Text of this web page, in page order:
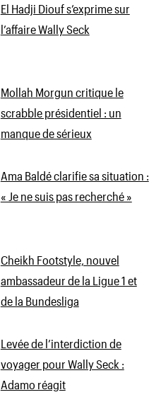
El Hadji Diouf s’exprime sur
l’affaire Wally Seck
Mollah Morgun critique le
scrabble présidentiel : un
manque de sérieux
Ama Baldé clarifie sa situation :
« Je ne suis pas recherché »
Cheikh Footstyle, nouvel
ambassadeur de la Ligue 1 et
de la Bundesliga
Levée de l’interdiction de
voyager pour Wally Seck :
Adamo réagit